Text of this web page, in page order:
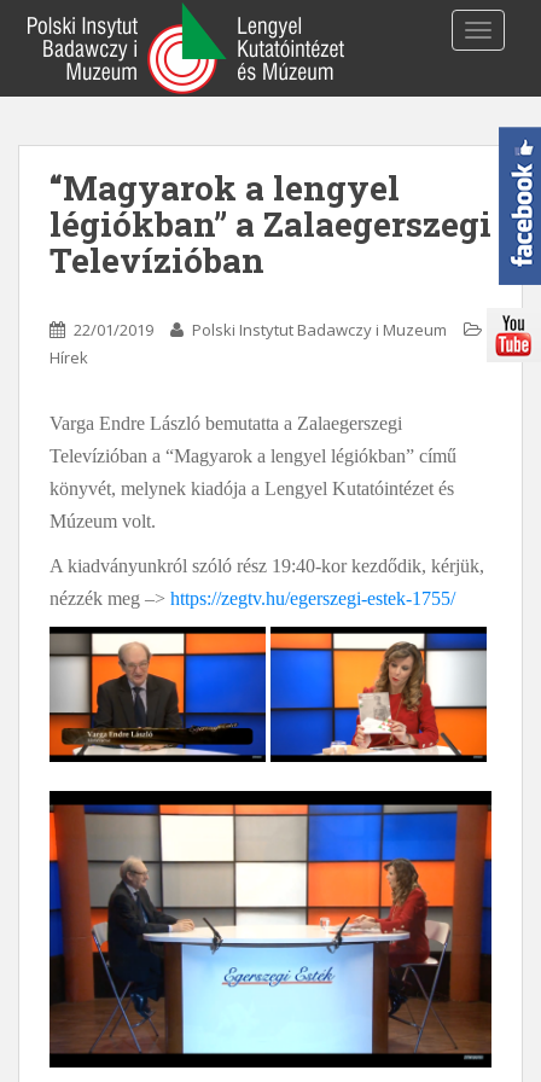
p
“Magyarok a lengyel
légiókban” a Zalaegerszegi
Televízióban
22/01/2019
Polski Instytut Badawczy i Muzeum
Hírek
Varga Endre László bemutatta a Zalaegerszegi
Televízióban a “Magyarok a lengyel légiókban” című
könyvét, melynek kiadója a Lengyel Kutatóintézet és
Múzeum volt.
A kiadványunkról szóló rész 19:40-kor kezdődik, kérjük,
nézzék meg –> https://zegtv.hu/egerszegi-estek-1755/